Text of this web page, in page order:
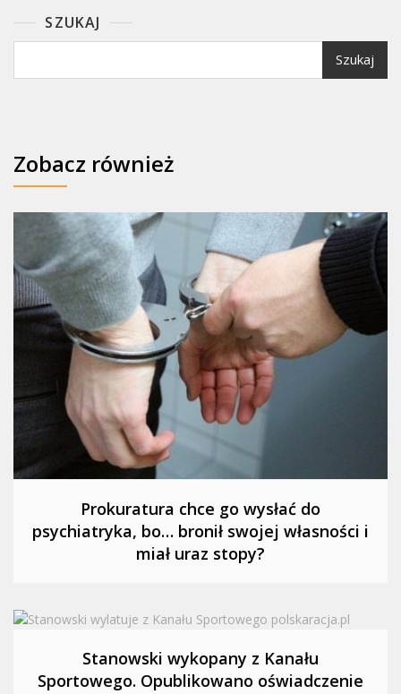
SZUKAJ
Szukaj
Zobacz również
Prokuratura chce go wysłać do
psychiatryka, bo… bronił swojej własności i
miał uraz stopy?
Stanowski wykopany z Kanału
Sportowego. Opublikowano oświadczenie